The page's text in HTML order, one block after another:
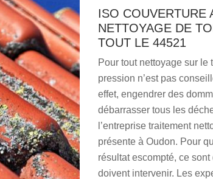
ISO COUVERTURE
NETTOYAGE DE
TOUT LE 44521
Pour tout nettoyage sur le
pression n’est pas
effet, engendrer des
débarrasser tous les
l’entreprise traitement
présente à Oudon. Pour
résultat escompté, ce
doivent intervenir. Les